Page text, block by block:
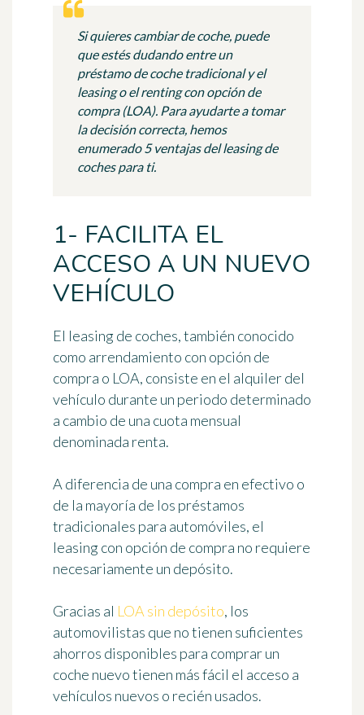
Si quieres cambiar de coche, puede
que estés dudando entre un
préstamo de coche tradicional y el
leasing o el renting con opción de
compra (LOA). Para ayudarte a tomar
la decisión correcta, hemos
enumerado 5 ventajas del leasing de
coches para ti.
1- FACILITA EL
ACCESO A UN NUEVO
VEHÍCULO
El leasing de coches, también conocido
como arrendamiento con opción de
compra o LOA, consiste en el alquiler del
vehículo durante un periodo determinado
a cambio de una cuota mensual
denominada renta.
A diferencia de una compra en efectivo o
de la mayoría de los préstamos
tradicionales para automóviles, el
leasing con opción de compra no requiere
necesariamente un depósito.
Gracias al LOA sin depósito, los
automovilistas que no tienen suficientes
ahorros disponibles para comprar un
coche nuevo tienen más fácil el acceso a
vehículos nuevos o recién usados.